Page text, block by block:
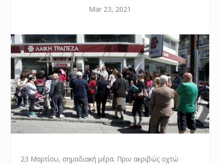
Mar 23, 2021
23 Μαρτίου, σημαδιακή μέρα. Πριν ακριβώς οχτώ